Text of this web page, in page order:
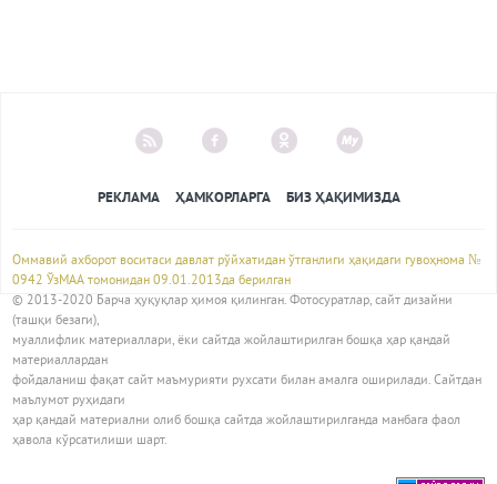
РЕКЛАМА ҲАМКОРЛАРГА БИЗ ҲАҚИМИЗДА
Оммавий ахборот воситаси давлат рўйхатидан ўтганлиги ҳақидаги гувоҳнома №
0942 ЎзМАА томонидан 09.01.2013да берилган
© 2013-2020 Барча ҳуқуқлар ҳимоя қилинган. Фотосуратлар, сайт дизайни
(ташқи безаги),
муаллифлик материаллари, ёки сайтда жойлаштирилган бошқа ҳар қандай
материаллардан
фойдаланиш фақат сайт маъмурияти рухсати билан амалга оширилади. Сайтдан
маълумот руҳидаги
ҳар қандай материални олиб бошқа сайтда жойлаштирилганда манбага фаол
ҳавола кўрсатилиши шарт.